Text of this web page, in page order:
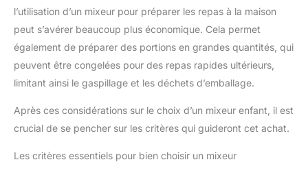
l’utilisation d’un mixeur pour préparer les repas à la maison
peut s’avérer beaucoup plus économique. Cela permet
également de préparer des portions en grandes quantités, qui
peuvent être congelées pour des repas rapides ultérieurs,
limitant ainsi le gaspillage et les déchets d’emballage.
Après ces considérations sur le choix d’un mixeur enfant, il est
crucial de se pencher sur les critères qui guideront cet achat.
Les critères essentiels pour bien choisir un mixeur